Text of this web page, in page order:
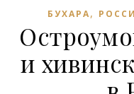
БУХАРА,
и